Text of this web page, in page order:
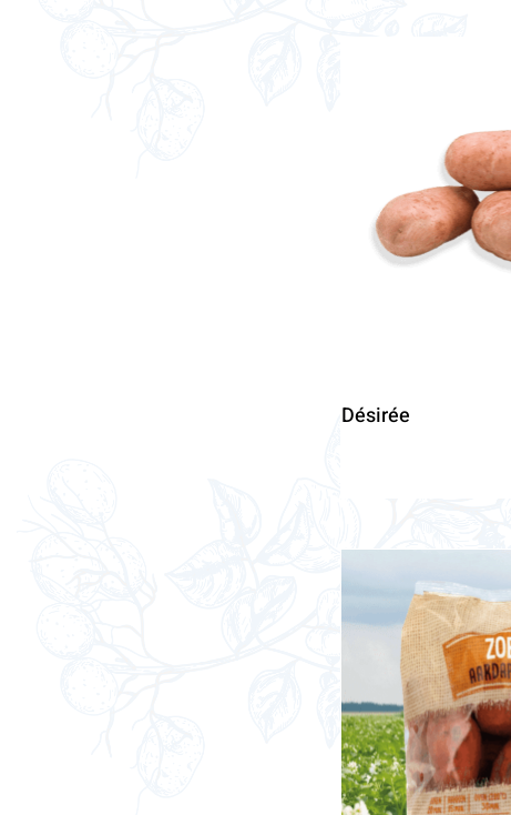
Désirée